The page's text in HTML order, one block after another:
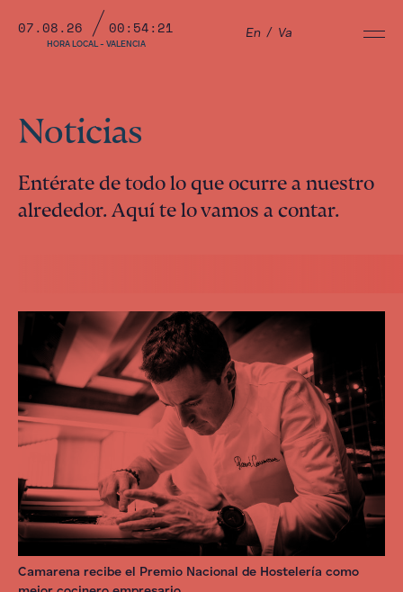
07.08.26 00:54:22
HORA LOCAL - VALENCIA
En / Va
Noticias
Entérate de todo lo que ocurre a nuestro
alrededor. Aquí te lo vamos a contar.
Camarena recibe el Premio Nacional de Hostelería como